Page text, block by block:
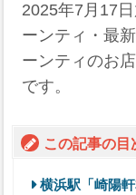
2025年7月17日
ーンティ・最
ーンティのお
です。
この記事の目
横浜駅「崎陽